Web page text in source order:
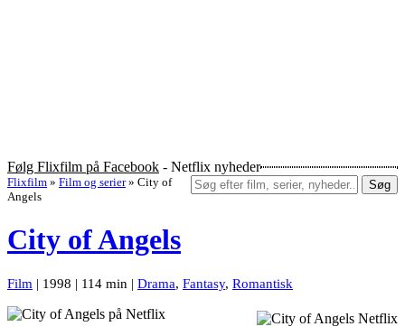
Følg Flixfilm på Facebook - Netflix nyheder
Søg
Flixfilm » Film og serier » City of
Angels
City of Angels
Film | 1998 | 114 min | Drama, Fantasy, Romantisk